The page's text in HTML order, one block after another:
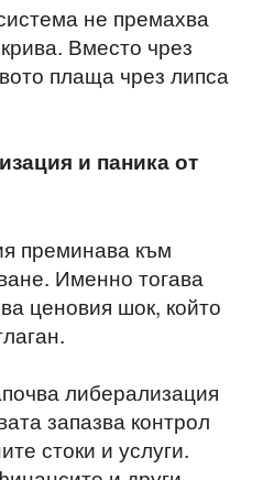
не премахва
Вместо чрез
плаща чрез липса
и паника от
преминава към
Именно тогава
ценовия шок, който
либерализация
запазва контрол
стоки и услуги.